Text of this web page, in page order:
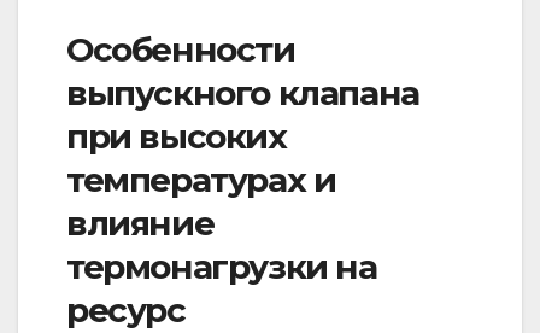
Особенности
выпускного клапана
при высоких
температурах и
влияние
термонагрузки на
ресурс